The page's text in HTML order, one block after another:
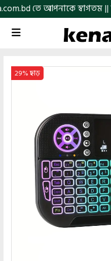
তে আপনাকে স্বাগতম ||
29% ছাড়